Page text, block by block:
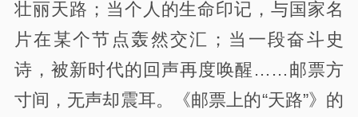
壮丽天路；当个人的生命印记，与国家名
片在某个节点轰然交汇；当一段奋斗史
诗，被新时代的回声再度唤醒……邮票方
寸间，无声却震耳。《邮票上的“天路”》的